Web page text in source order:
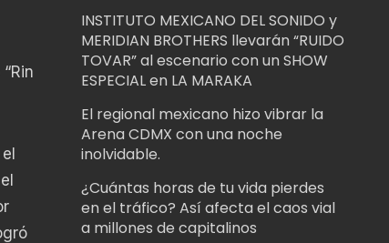
INSTITUTO MEXICANO DEL SONIDO y
MERIDIAN BROTHERS llevarán “RUIDO
TOVAR” al escenario con un SHOW
ESPECIAL en LA MARAKA
El regional mexicano hizo vibrar la
Arena CDMX con una noche
inolvidable.
¿Cuántas horas de tu vida pierdes
en el tráfico? Así afecta el caos vial
a millones de capitalinos